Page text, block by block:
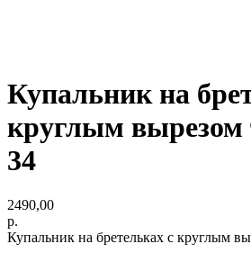
Купальник на
круглым вырезом
34
2490,00
р.
Купальник на бретельках с круглым